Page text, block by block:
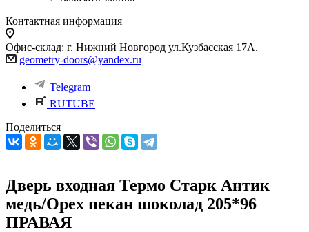
Контактная информация
Офис-склад: г. Нижний Новгород ул.Кузбасская 17А.
geometry-doors@yandex.ru
Telegram
RUTUBE
Поделиться
Дверь входная Термо Старк Антик
медь/Орех пекан шоколад 205*96
ПРАВАЯ